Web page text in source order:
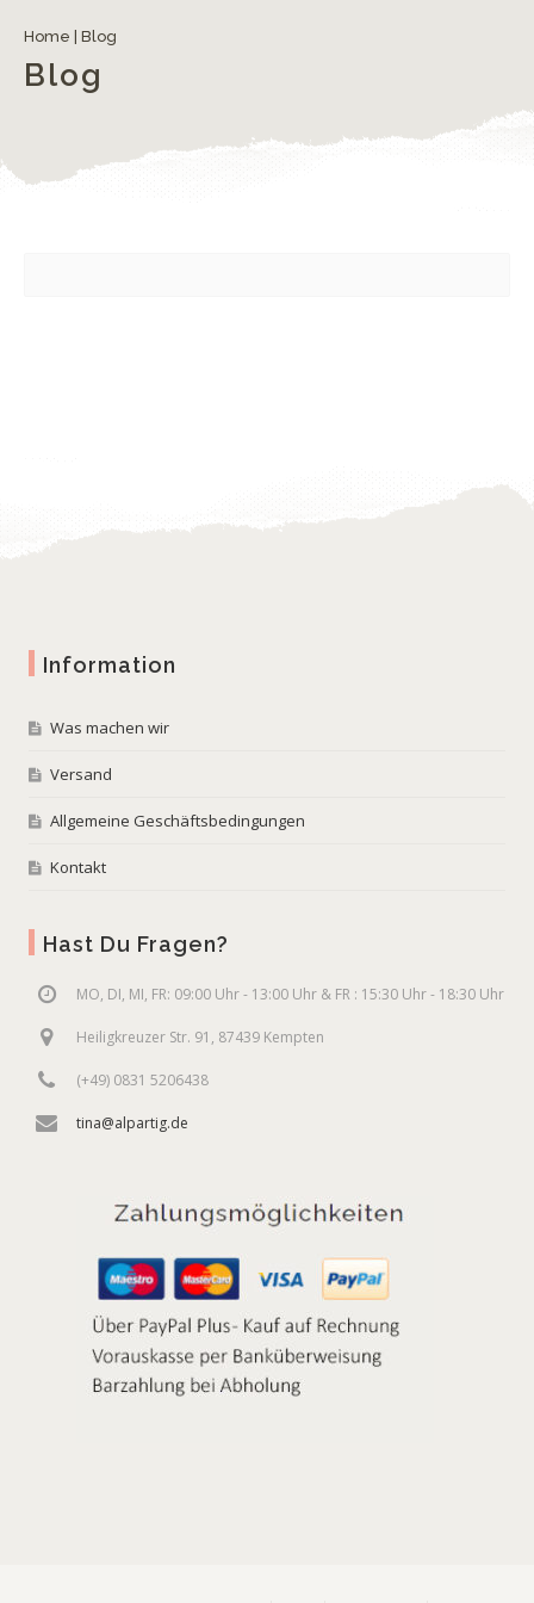
Home Blog
Blog
Information
Was machen wir
Versand
Allgemeine Geschäftsbedingungen
Kontakt
Hast Du Fragen?
MO, DI, MI, FR: 09:00 Uhr - 13:00 Uhr & FR : 15:30 Uhr - 18:30 Uhr
Heiligkreuzer Str. 91, 87439 Kempten
(+49) 0831 5206438
tina@alpartig.de